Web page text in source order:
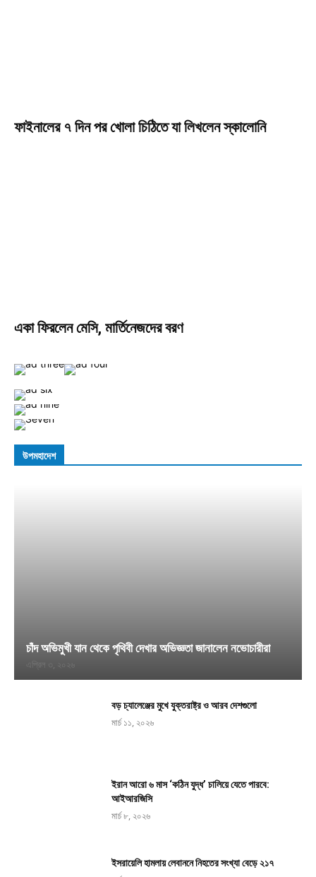
ফাইনালের ৭ দিন পর খোলা চিঠিতে যা লিখলেন স্কালোনি
একা ফিরলেন মেসি, মার্তিনেজদের বরণ
উপমহাদেশ
চাঁদ অভিমুখী যান থেকে পৃথিবী দেখার অভিজ্ঞতা জানালেন নভোচারীরা
এপ্রিল ৩, ২০২৬
বড় চ্যালেঞ্জের মুখে যুক্তরাষ্ট্র ও আরব দেশগুলো
মার্চ ১১, ২০২৬
ইরান আরো ৬ মাস ‘কঠিন যুদ্ধ’ চালিয়ে যেতে পারবে:
আইআরজিসি
মার্চ ৮, ২০২৬
ইসরায়েলি হামলায় লেবাননে নিহতের সংখ্যা বেড়ে ২১৭